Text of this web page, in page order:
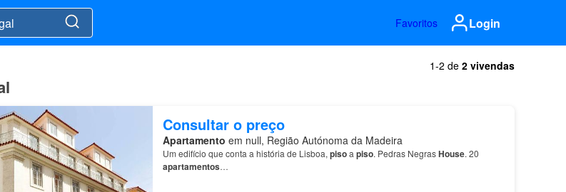
Favoritos Login
1-2 de 2 vivendas
Consultar o preço
Apartamento em null, Região Autónoma da Madeira
Um edifício que conta a história de Lisboa, pisoa piso. Pedras NegrasHouse. 20
apartamentos…